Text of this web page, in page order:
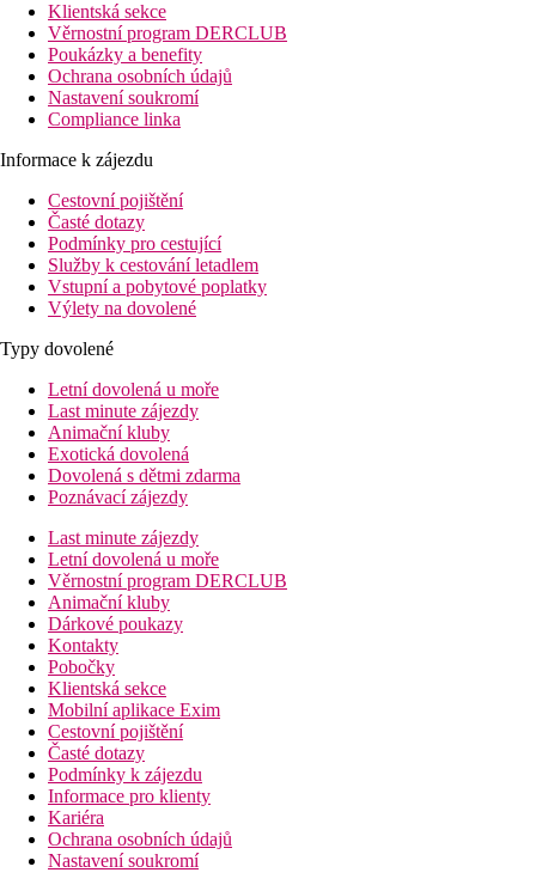
Klientská sekce
Věrnostní program DERCLUB
Poukázky a benefity
Ochrana osobních údajů
Nastavení soukromí
Compliance linka
Informace k zájezdu
Cestovní pojištění
Časté dotazy
Podmínky pro cestující
Služby k cestování letadlem
Vstupní a pobytové poplatky
Výlety na dovolené
Typy dovolené
Letní dovolená u moře
Last minute zájezdy
Animační kluby
Exotická dovolená
Dovolená s dětmi zdarma
Poznávací zájezdy
Last minute zájezdy
Letní dovolená u moře
Věrnostní program DERCLUB
Animační kluby
Dárkové poukazy
Kontakty
Pobočky
Klientská sekce
Mobilní aplikace Exim
Cestovní pojištění
Časté dotazy
Podmínky k zájezdu
Informace pro klienty
Kariéra
Ochrana osobních údajů
Nastavení soukromí